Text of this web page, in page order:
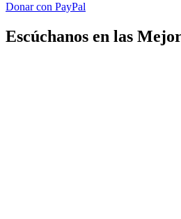
Donar con PayPal
Escúchanos en las